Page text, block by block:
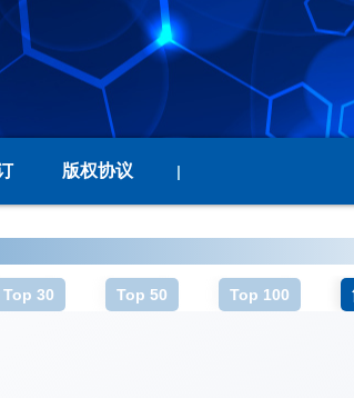
版权协议 |
Top 30 Top 50 Top 100